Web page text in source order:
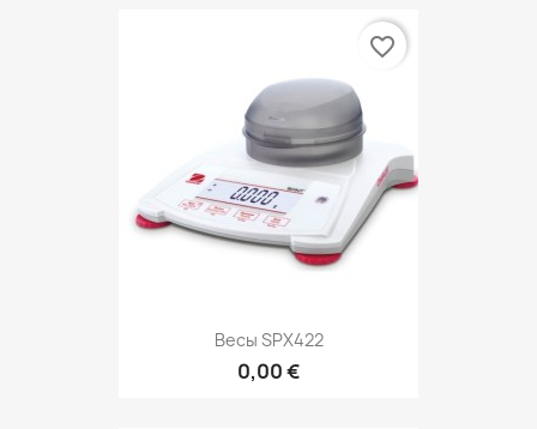
Весы SPX422
0,00 €
favorite_border